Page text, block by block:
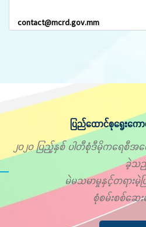
contact@mcrd.gov.mm
ပြည်ထောင်စုရွေးကေ
၂၀၂၀ ပြည့်နှစ် ပါတီစုံဒီမိုကရေစီအ
ခဲ့သ
မဲမသမာမှုနှင့်တရားမဲ့ပ
စုံစမ်းစစ်ဆေ